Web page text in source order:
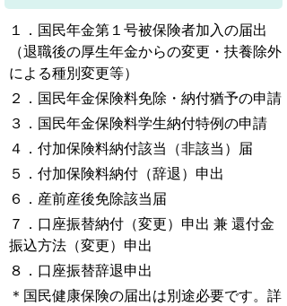
１．国民年金第１号被保険者加入の届出
（退職後の厚生年金からの変更・扶養除外
による種別変更等）
２．国民年金保険料免除・納付猶予の申請
３．国民年金保険料学生納付特例の申請
４．付加保険料納付該当（非該当）届
５．付加保険料納付（辞退）申出
６．産前産後免除該当届
７．口座振替納付（変更）申出 兼 還付金
振込方法（変更）申出
８．口座振替辞退申出
＊国民健康保険の届出は別途必要です。詳